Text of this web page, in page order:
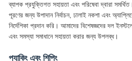
ব্যাপক প্রযুক্তিগত সহায়তা এবং পরিষেবা দ্বারা
পূরণের জন্য উপাদান নির্বাচন, ঢালাই নকশা এবং
নির্দেশিকা প্রদান করি। আমাদের বিশেষজ্ঞদের দল
এবং সমস্যা সমাধানে সহায়তা করার জন্য উপলব্ধ।
প্যাকিং এবং শিপিং